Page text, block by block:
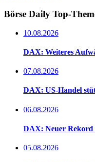
Börse Daily Top-
10.08.2026
DAX: Weiteres
07.08.2026
DAX: US-Handel
06.08.2026
DAX: Neuer Rekord
05.08.2026